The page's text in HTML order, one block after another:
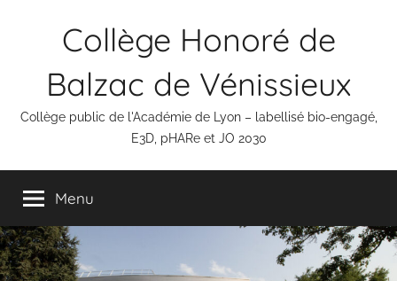
Collège Honoré de
Balzac de Vénissieux
Collège public de l'Académie de Lyon – labellisé bio-engagé,
E3D, pHARe et JO 2030
Menu